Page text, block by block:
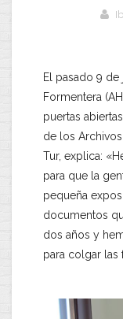
El pasado 9 de
Formentera
puertas
de los
Tur, explica:
para que la
pequeña
documentos
dos años y
para colgar las